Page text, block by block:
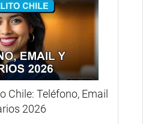
Chile: Teléfono, Email
2026